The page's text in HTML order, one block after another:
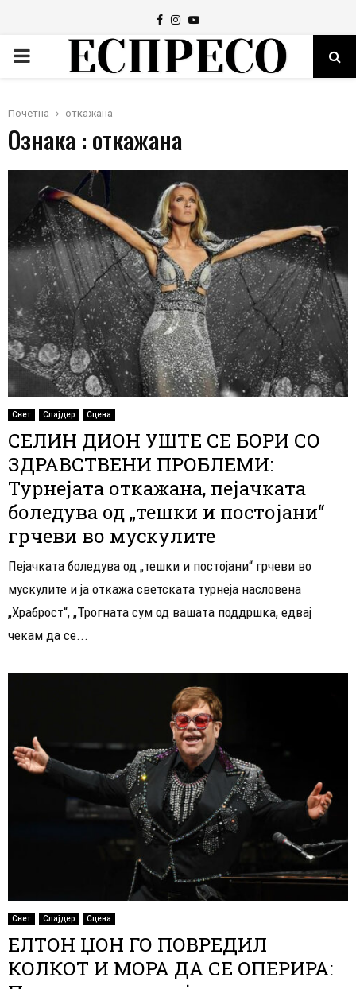
Facebook
Instagram
Youtube
PRIMARY
Почетна откажана
Ознака : откажана
Свет Слајдер Сцена
СЕЛИН ДИОН УШТЕ СЕ БОРИ СО
ЗДРАВСТВЕНИ ПРОБЛЕМИ:
Турнејата откажана, пејачката
боледува од „тешки и постојани“
грчеви во мускулите
Пејачката боледува од „тешки и постојани“ грчеви во
мускулите и ја откажа светската турнеја насловена
„Храброст“, „Трогната сум од вашата поддршка, едвај
чекам да се...
Свет Слајдер Сцена
ЕЛТОН ЏОН ГО ПОВРЕДИЛ
КОЛКОТ И МОРА ДА СЕ ОПЕРИРА: